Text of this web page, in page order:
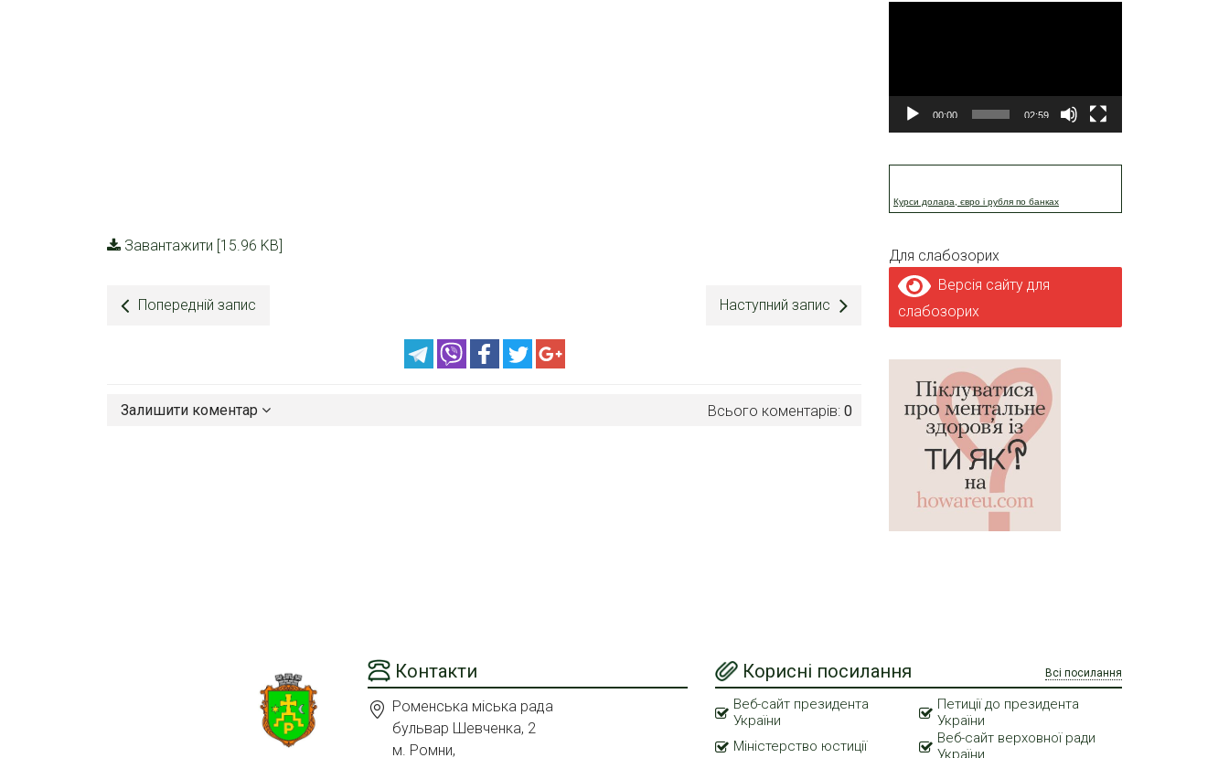
Завантажити [15.96 KB]
Попередній запис Наступний запис
Всього коментарів: 0
Залишити коментар
00:00 02:59
Курси долара, євро і рубля по банках
Для слабозорих
Версія сайту для
слабозорих
Контакти
Роменська міська рада
бульвар Шевченка, 2
м. Ромни,
Корисні посилання Всі посилання
Веб-сайт президента
України
Петиції до президента
України
Міністерство юстиції
Веб-сайт верховної ради
України